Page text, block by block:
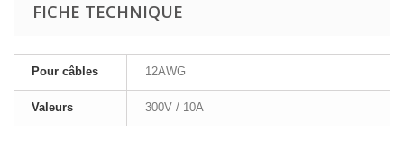
FICHE TECHNIQUE
Pour câbles 12AWG
Valeurs 300V / 10A